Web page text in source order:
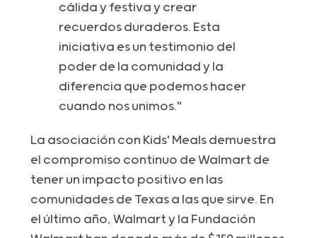
cálida y festiva y crear
recuerdos duraderos. Esta
iniciativa es un testimonio del
poder de la comunidad y la
diferencia que podemos hacer
cuando nos unimos."
La asociación con Kids' Meals demuestra
el compromiso continuo de Walmart de
tener un impacto positivo en las
comunidades de Texas a las que sirve. En
el último año, Walmart y la Fundación